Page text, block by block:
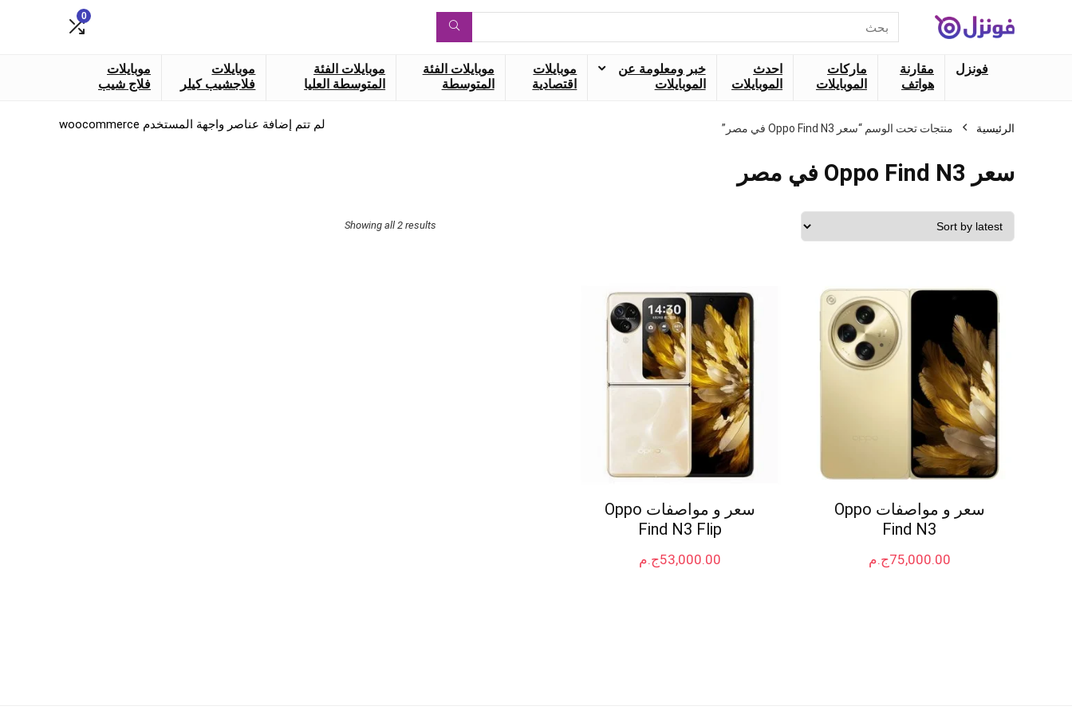
عن:
0
فونزل
مقارنة
هواتف
ماركات
الموبايلات
احدث
الموبايلات
خبر ومعلومة عن
الموبايلات
موبايلات
اقتصادية
موبايلات الفئة
المتوسطة
موبايلات الفئة
المتوسطة العليا
موبايلات
فلاجشيب كيلر
موبايلات
فلاج شيب
الرئيسية منتجات تحت الوسم “سعر Oppo Find N3 في مصر”
سعر Oppo Find N3 في مصر
Showing all 2 results
Sorted
سعر و مواصفات Oppo
Find N3
ج.م75,000.00
سعر و مواصفات Oppo
Find N3 Flip
ج.م53,000.00
لم تتم إضافة عناصر واجهة المستخدم woocommerce